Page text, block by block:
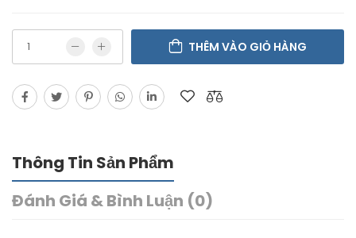
THÊM VÀO GIỎ HÀNG
Thông Tin Sản Phẩm
Đánh Giá & Bình Luận (0)